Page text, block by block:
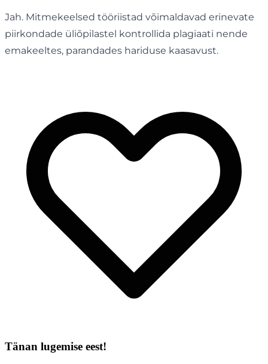
Jah. Mitmekeelsed tööriistad võimaldavad erinevate
piirkondade üliõpilastel kontrollida plagiaati nende
emakeeltes, parandades hariduse kaasavust.
Tänan lugemise eest!